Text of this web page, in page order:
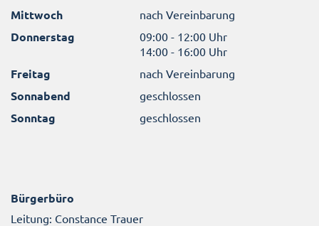
Mittwoch nach Vereinbarung
Donnerstag
09:00 - 12:00 Uhr
14:00 - 16:00 Uhr
Freitag nach Vereinbarung
Sonnabend geschlossen
Sonntag geschlossen
Bürgerbüro
Leitung: Constance Trauer